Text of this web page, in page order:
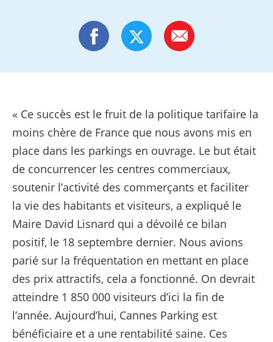
« Ce succès est le fruit de la politique tarifaire la
moins chère de France que nous avons mis en
place dans les parkings en ouvrage. Le but était
de concurrencer les centres commerciaux,
soutenir l’activité des commerçants et faciliter
la vie des habitants et visiteurs, a expliqué le
Maire David Lisnard qui a dévoilé ce bilan
positif, le 18 septembre dernier. Nous avions
parié sur la fréquentation en mettant en place
des prix attractifs, cela a fonctionné. On devrait
atteindre 1 850 000 visiteurs d’ici la fin de
l’année. Aujourd’hui, Cannes Parking est
bénéficiaire et a une rentabilité saine. Ces